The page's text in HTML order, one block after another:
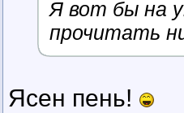
Я вот бы на
прочитать
Ясен пень!